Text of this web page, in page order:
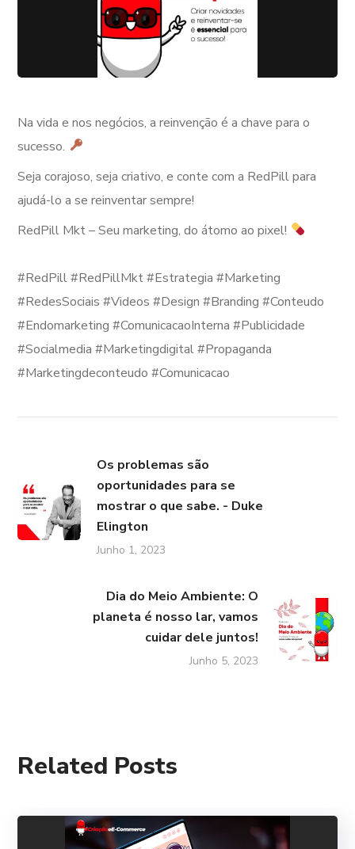
Na vida e nos negócios, a reinvenção é a chave para o
sucesso.
Seja corajoso, seja criativo, e conte com a RedPill para
ajudá-lo a se reinventar sempre!
RedPill Mkt – Seu marketing, do átomo ao pixel!
#RedPill #RedPillMkt #Estrategia #Marketing
#RedesSociais #Videos #Design #Branding #Conteudo
#Endomarketing #ComunicacaoInterna #Publicidade
#Socialmedia #Marketingdigital #Propaganda
#Marketingdeconteudo #Comunicacao
Os problemas são
oportunidades para se
mostrar o que sabe. - Duke
Elington
Junho 1, 2023
Dia do Meio Ambiente: O
planeta é nosso lar, vamos
cuidar dele juntos!
Junho 5, 2023
Related Posts